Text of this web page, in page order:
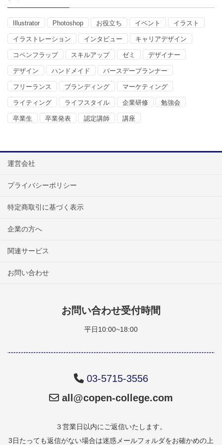
Illustrator Photoshop お役立ち イベント イラスト
イラストレーション インタビュー キャリアデザイン
コペンフラップ スキルアップ ゼミ デザイナー
デザイン ハンドメイド バースデープランナー
フリーランス ブランディング マーケティング
ライティング ライフスタイル 企業研修 勉強会
卒業生 卒業発表 認定講師 講座
運営会社
プライバシーポリシー
特定商取引に基づく表示
企業の方へ
関連サービス
お問い合わせ
お問い合わせ受付時間
平日10:00~18:00
03-5715-3556
all@copen-college.com
３営業日以内にご返信いたします。
3日たっても返信がない場合は迷惑メールフォルダをお確かめの上